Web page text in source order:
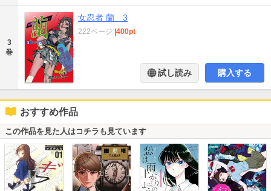
3
巻
女忍者 蘭 3
222ページ |400pt
試し読み 購入する
おすすめ作品
この作品を見た人はコチラも見ています